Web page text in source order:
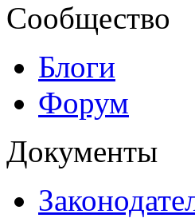
Сообщество
Блоги
Форум
Документы